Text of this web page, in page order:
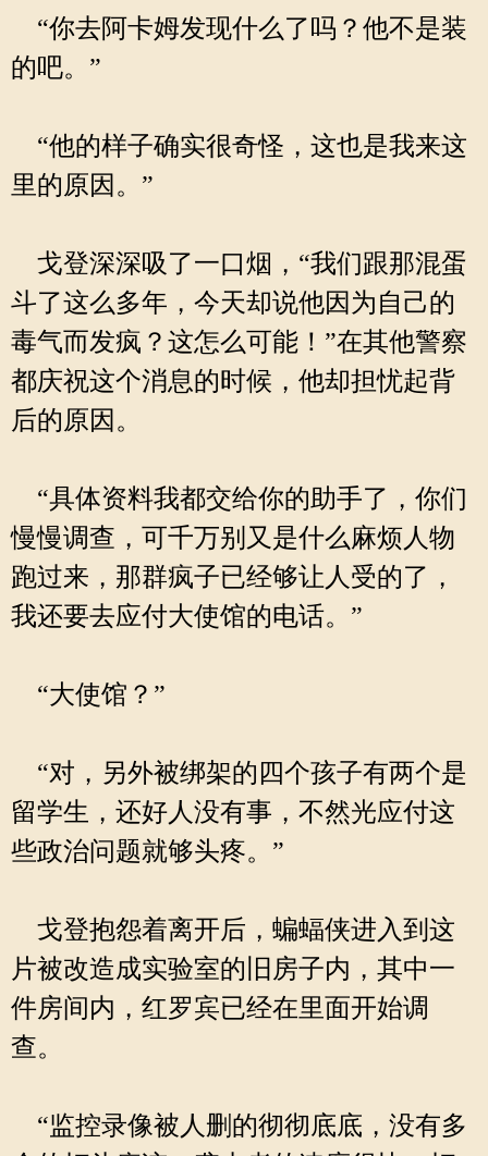
“你去阿卡姆发现什么了吗？他不是装
的吧。”
“他的样子确实很奇怪，这也是我来这
里的原因。”
戈登深深吸了一口烟，“我们跟那混蛋
斗了这么多年，今天却说他因为自己的
毒气而发疯？这怎么可能！”在其他警察
都庆祝这个消息的时候，他却担忧起背
后的原因。
“具体资料我都交给你的助手了，你们
慢慢调查，可千万别又是什么麻烦人物
跑过来，那群疯子已经够让人受的了，
我还要去应付大使馆的电话。”
“大使馆？”
“对，另外被绑架的四个孩子有两个是
留学生，还好人没有事，不然光应付这
些政治问题就够头疼。”
戈登抱怨着离开后，蝙蝠侠进入到这
片被改造成实验室的旧房子内，其中一
件房间内，红罗宾已经在里面开始调
查。
“监控录像被人删的彻彻底底，没有多